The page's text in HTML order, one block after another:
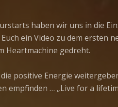
haben wir uns in die
ein Video zu dem ersten
Heartmachine gedreht.
positive Energie
empfinden … „Live for a